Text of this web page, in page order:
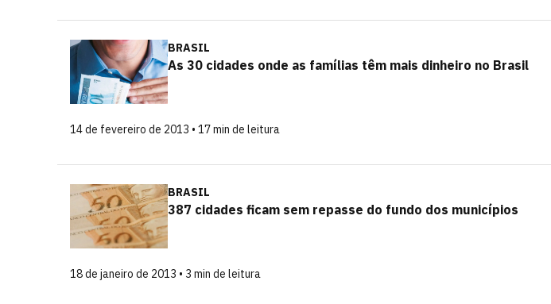
BRASIL
As 30 cidades onde as famílias têm mais dinheiro no Brasil
14 de fevereiro de 2013 • 17 min de leitura
BRASIL
387 cidades ficam sem repasse do fundo dos municípios
18 de janeiro de 2013 • 3 min de leitura